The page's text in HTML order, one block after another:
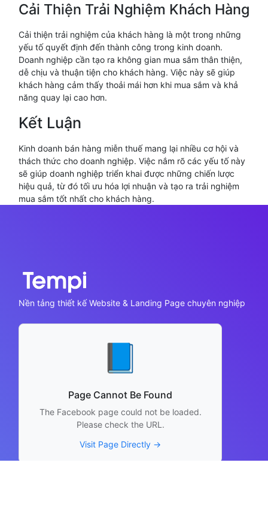
Cải Thiện Trải Nghiệm Khách Hàng
Cải thiện trải nghiệm của khách hàng là một trong những
yếu tố quyết định đến thành công trong kinh doanh.
Doanh nghiệp cần tạo ra không gian mua sắm thân thiện,
dễ chịu và thuận tiện cho khách hàng. Việc này sẽ giúp
khách hàng cảm thấy thoải mái hơn khi mua sắm và khả
năng quay lại cao hơn.
Kết Luận
Kinh doanh bán hàng miễn thuế mang lại nhiều cơ hội và
thách thức cho doanh nghiệp. Việc nắm rõ các yếu tố này
sẽ giúp doanh nghiệp triển khai được những chiến lược
hiệu quả, từ đó tối ưu hóa lợi nhuận và tạo ra trải nghiệm
mua sắm tốt nhất cho khách hàng.
Nền tảng thiết kế Website & Landing Page chuyên nghiệp
📘
Page Cannot Be Found
The Facebook page could not be loaded.
Please check the URL.
Visit Page Directly →